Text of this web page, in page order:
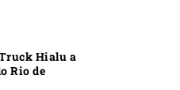
Hialu a
Rio de